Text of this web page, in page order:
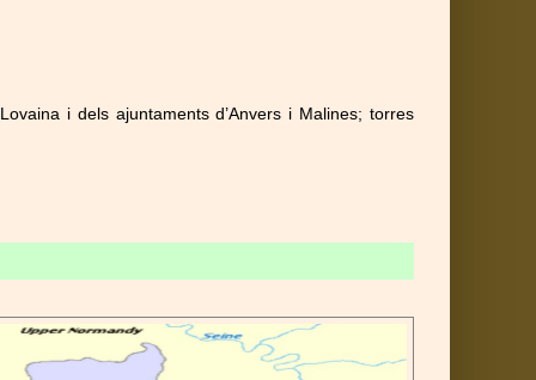
i dels ajuntaments d’Anvers i Malines; torres